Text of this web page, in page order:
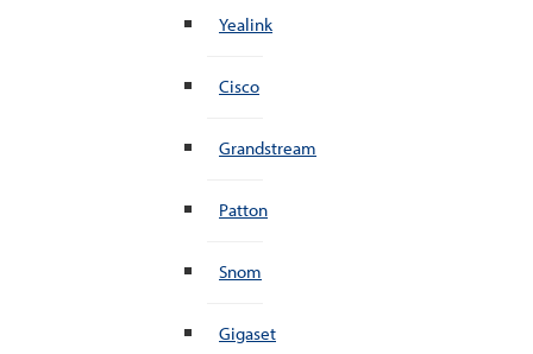
Yealink
Cisco
Grandstream
Patton
Snom
Gigaset